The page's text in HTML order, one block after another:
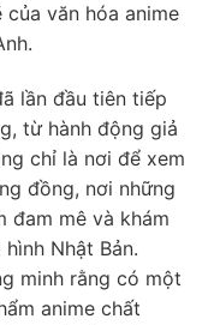
văn hóa anime
lần đầu tiên tiếp
từ hành động giả
chỉ là nơi để xem
đồng, nơi những
đam mê và khám
Nhật Bản.
minh rằng có một
anime chất